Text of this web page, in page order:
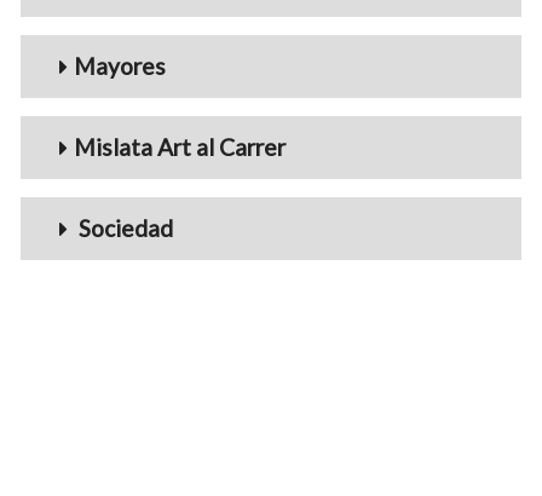
Mayores
Mislata Art al Carrer
Sociedad